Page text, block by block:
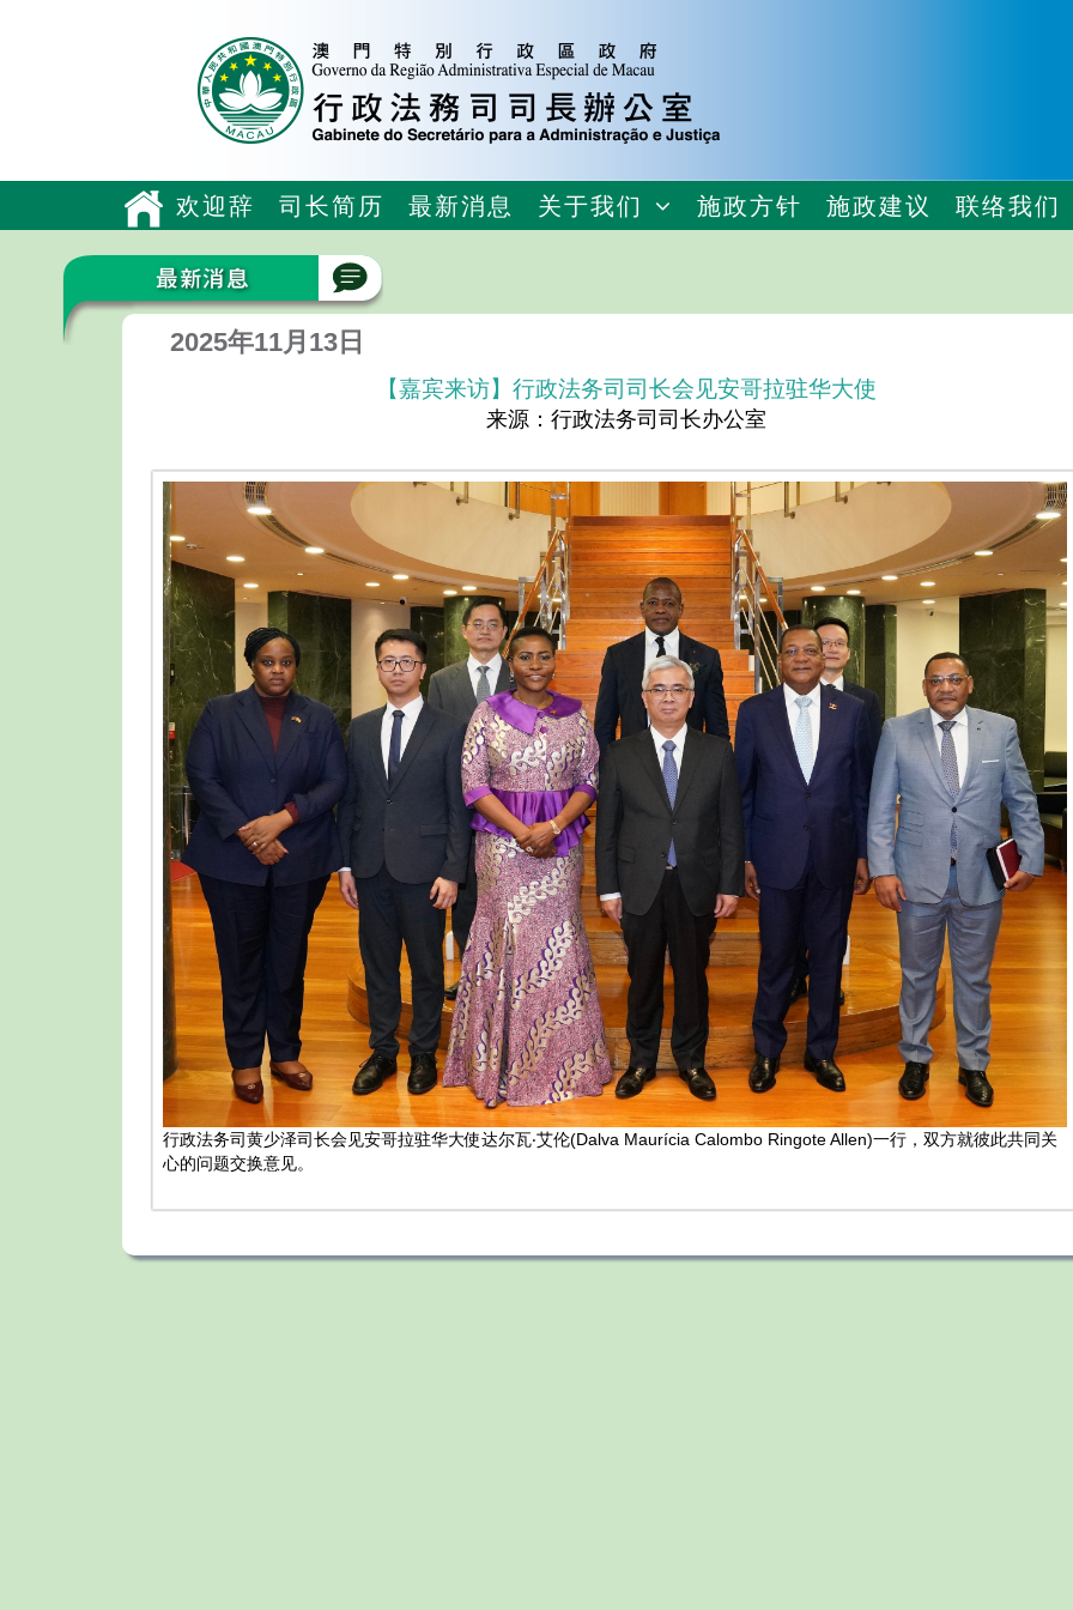
欢迎辞 司长简历 最新消息 关于我们 施政方针 施政建议 联络我们
2025年11月13日
【嘉宾来访】行政法务司司长会见安哥拉驻华大使
来源：行政法务司司长办公室
行政法务司黄少泽司长会见安哥拉驻华大使达尔瓦‧艾伦(Dalva Maurícia Calombo Ringote Allen)一行，双方就彼此共同关
心的问题交换意见。